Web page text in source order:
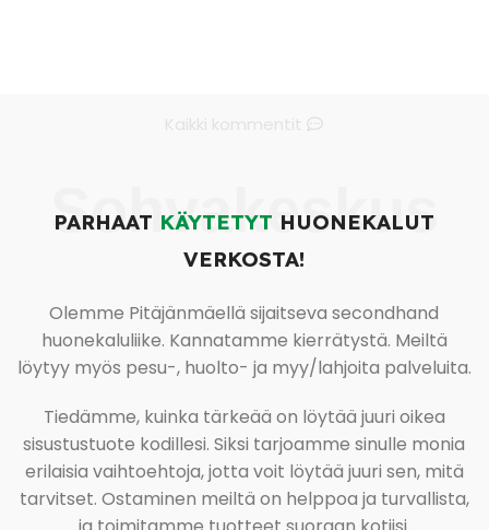
Sohvakeskus
PARHAAT KÄYTETYT HUONEKALUT
VERKOSTA!
Olemme Pitäjänmäellä sijaitseva secondhand
huonekaluliike. Kannatamme kierrätystä. Meiltä
löytyy myös pesu-, huolto- ja myy/lahjoita palveluita.
Tiedämme, kuinka tärkeää on löytää juuri oikea
sisustustuote kodillesi. Siksi tarjoamme sinulle monia
erilaisia vaihtoehtoja, jotta voit löytää juuri sen, mitä
tarvitset. Ostaminen meiltä on helppoa ja turvallista,